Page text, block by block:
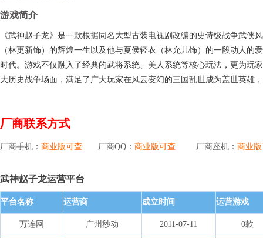
游戏简介
《武神赵子龙》是一款根据同名大型古装电视剧改编的史诗级战争武
（林更新饰）的辉煌一生以及他与夏侯轻衣（林允儿饰）的一段动人
时代。游戏不仅融入了经典的武将系统、美人系统等核心玩法，更为玩
大历史战争场面，满足了广大玩家在风云变幻的三国乱世成为盖世英雄
厂商联系方式
厂商手机： 商业版可查 厂商QQ： 商业版可查 厂商座机： 商业
武神赵子龙运营平台
平台名称 运营商 成立时间 运营游戏
万连网 广州秒动 2011-07-11 0款